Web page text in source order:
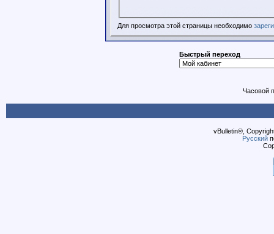
Для просмотра этой страницы необходимо
Быстрый переход
Часовой
vBulletin®,
Русский